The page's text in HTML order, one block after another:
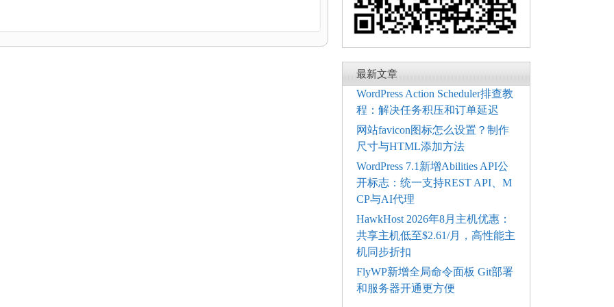
最新文章
WordPress Action Scheduler排查教
程：解决任务积压和订单延迟
网站favicon图标怎么设置？制作
尺寸与HTML添加方法
WordPress 7.1新增Abilities API公
开标志：统一支持REST API、M
CP与AI代理
HawkHost 2026年8月主机优惠：
共享主机低至$2.61/月，高性能主
机同步折扣
FlyWP新增全局命令面板 Git部署
和服务器开通更方便